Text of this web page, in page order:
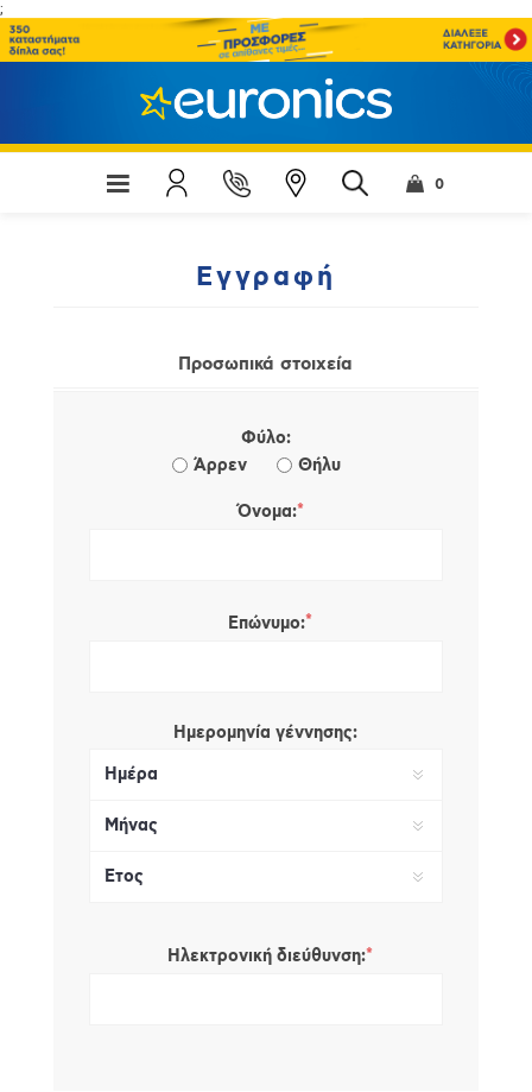
;
0
Εγγραφή
Προσωπικά στοιχεία
Φύλο:
Άρρεν
Θήλυ
Όνομα:*
Επώνυμο:*
Ημερομηνία γέννησης:
Ηλεκτρονική διεύθυνση:*